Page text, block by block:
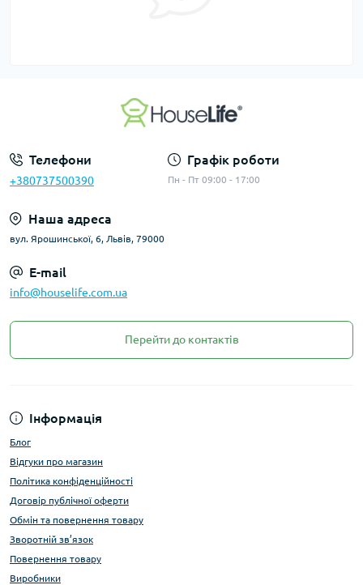
Телефони
+380737500390
Графік роботи
Пн - Пт 09:00 - 17:00
Наша адреса
вул. Ярошинської, 6, Львів, 79000
E-mail
info@houselife.com.ua
Перейти до контактів
Інформація
Блог
Відгуки про магазин
Політика конфіденційності
Договір публічної оферти
Обмін та повернення товару
Зворотній зв’язок
Повернення товару
Виробники